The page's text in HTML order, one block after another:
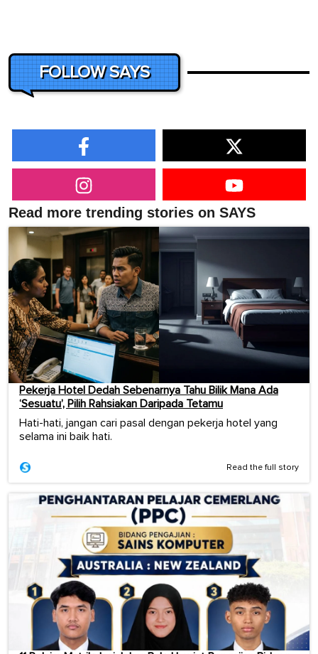
FOLLOW SAYS
Read more trending stories on SAYS
Pekerja Hotel Dedah Sebenarnya Tahu Bilik Mana Ada
‘Sesuatu’, Pilih Rahsiakan Daripada Tetamu
Hati-hati, jangan cari pasal dengan pekerja hotel yang
selama ini baik hati.
Read the full story